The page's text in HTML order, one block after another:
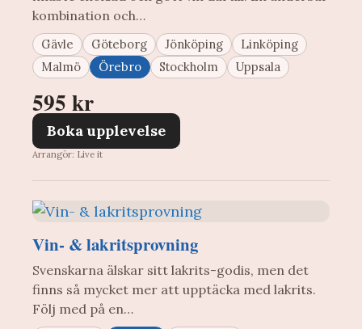
kombination och…
Gävle Göteborg Jönköping
Linköping
Malmö
Örebro Stockholm Uppsala
595 kr
Boka upplevelse
Arrangör: Live it
Vin- & lakritsprovning
Svenskarna älskar sitt lakrits-godis, men det
finns så mycket mer att upptäcka med lakrits.
Följ med på en…